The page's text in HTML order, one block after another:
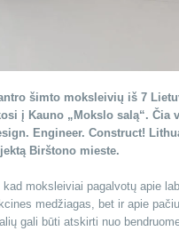
šimto moksleivių iš 7
į Kauno „Mokslo salą“.
Engineer. Construct!
Birštono mieste.
kad moksleiviai pagalvotų apie
medžiagas, bet ir apie
gali būti atskirti nuo